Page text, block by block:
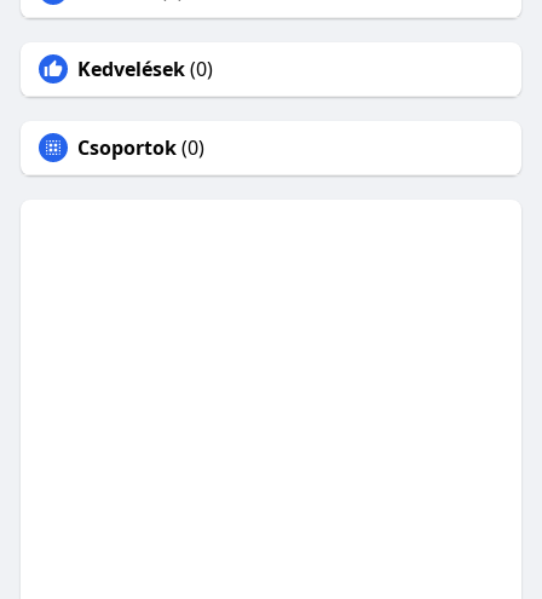
Kedvelések(0)
Csoportok(0)